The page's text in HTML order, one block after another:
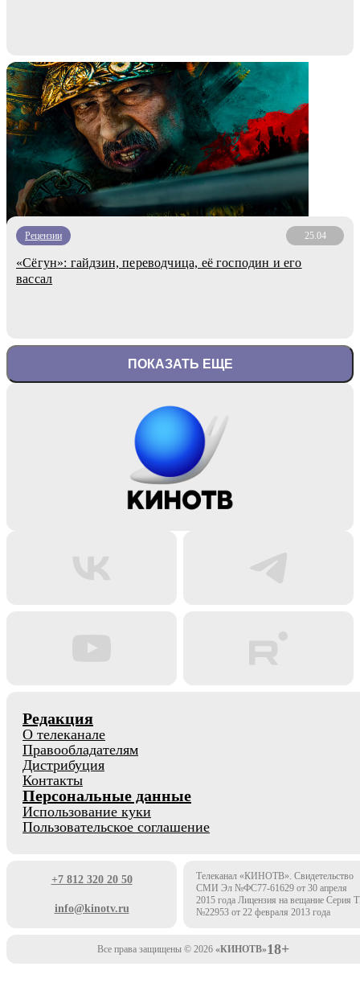
Рецензии 25.04
«Сёгун»: гайдзин, переводчица, её господин и его
вассал
ПОКАЗАТЬ ЕЩЕ
Редакция
О телеканале
Правообладателям
Дистрибуция
Контакты
Персональные данные
Использование куки
Пользовательское соглашение
+7 812 320 20 50
info@kinotv.ru
Телеканал «КИНОТВ». Свидетельство
СМИ Эл №ФС77-61629 от 30 апреля
2015 года Лицензия на вещание Серия
№22953 от 22 февраля 2013 года
Все права защищены © 2026 «КИНОТВ»18+